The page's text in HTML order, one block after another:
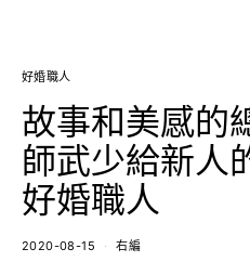
好婚職人
故事和美感的
師武少給新人
好婚職人
2020-08-15 右編